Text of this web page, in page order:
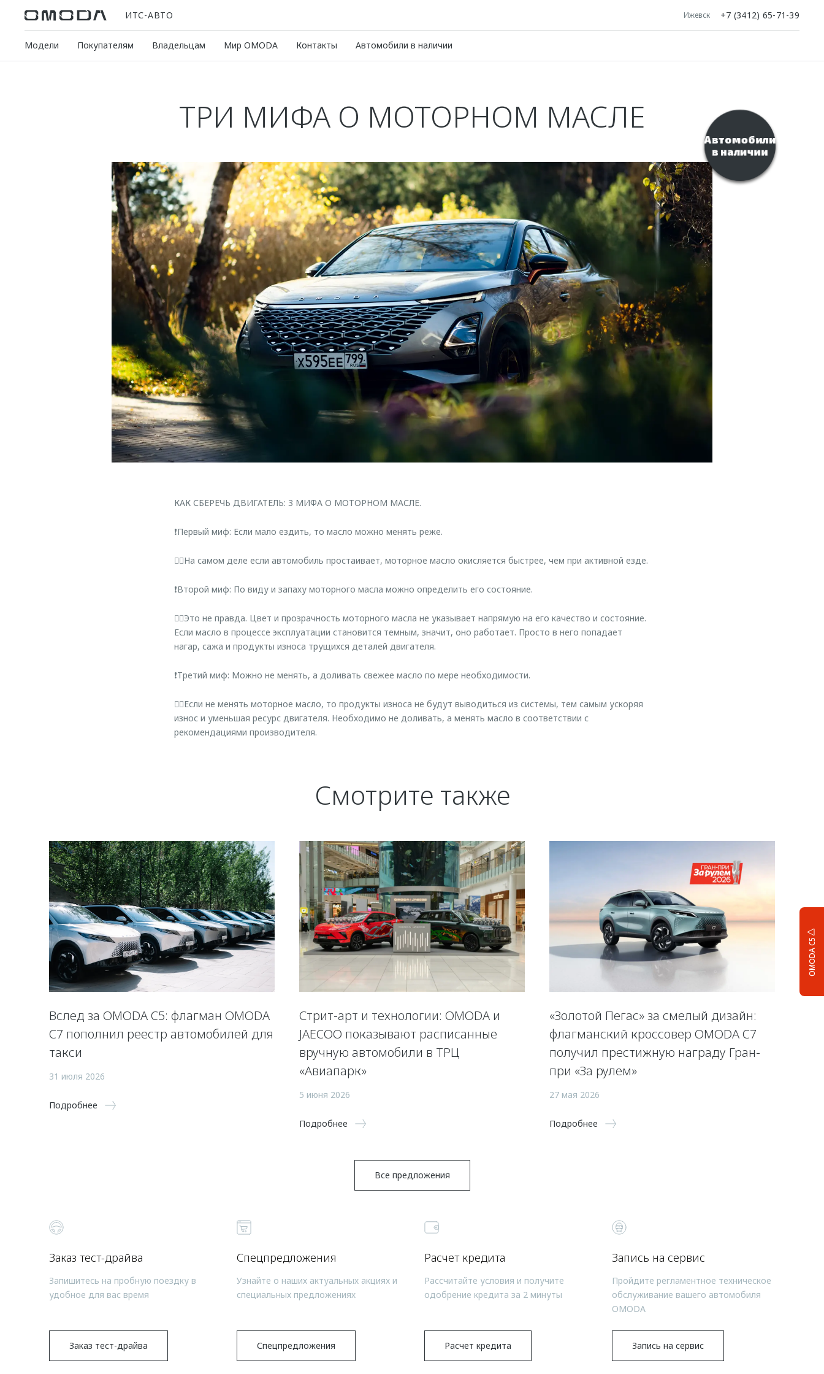
ИТС-АВТО Ижевск +7 (3412) 65-71-39
Модели Покупателям Владельцам Мир OMODA Контакты Автомобили в наличии
OMODA C5
ТРИ МИФА О МОТОРНОМ МАСЛЕ
КАК СБЕРЕЧЬ ДВИГАТЕЛЬ: 3 МИФА О МОТОРНОМ МАСЛЕ.
❗Первый миф: Если мало ездить, то масло можно менять реже.
☝🏻На самом деле если автомобиль простаивает, моторное масло окисляется быстрее, чем при активной езде.
❗Второй миф: По виду и запаху моторного масла можно определить его состояние.
☝🏻Это не правда. Цвет и прозрачность моторного масла не указывает напрямую на его качество и состояние.
Если масло в процессе эксплуатации становится темным, значит, оно работает. Просто в него попадает
нагар, сажа и продукты износа трущихся деталей двигателя.
❗Третий миф: Можно не менять, а доливать свежее масло по мере необходимости.
☝🏻Если не менять моторное масло, то продукты износа не будут выводиться из системы, тем самым ускоряя
износ и уменьшая ресурс двигателя. Необходимо не доливать, а менять масло в соответствии с
рекомендациями производителя.
Смотрите также
Вслед за OMODA C5: флагман OMODA
C7 пополнил реестр автомобилей для
такси
31 июля 2026
Подробнее
Стрит-арт и технологии: OMODA и
JAECOO показывают расписанные
вручную автомобили в ТРЦ
«Авиапарк»
5 июня 2026
Подробнее
«Золотой Пегас» за смелый дизайн:
флагманский кроссовер OMODA C7
получил престижную награду Гран-
при «За рулем»
27 мая 2026
Подробнее
Все предложения
Заказ тест-драйва
Запишитесь на пробную поездку в
удобное для вас время
Заказ тест-драйва
Спецпредложения
Узнайте о наших актуальных акциях и
специальных предложениях
Спецпредложения
Расчет кредита
Рассчитайте условия и получите
одобрение кредита за 2 минуты
Расчет кредита
Запись на сервис
Пройдите регламентное техническое
обслуживание вашего автомобиля
OMODA
Запись на сервис
Автомобили
в наличии